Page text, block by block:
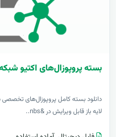
بسته پروپوزال‌های اکتیو
دانلود بسته کامل پروپوزال‌های
لایه باز قابل ویرایش در &nbs..